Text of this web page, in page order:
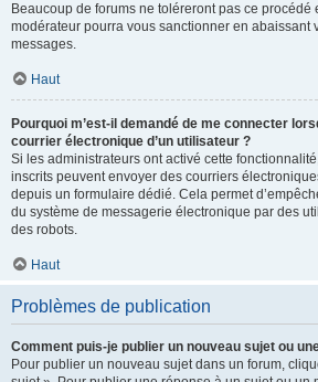
Beaucoup de forums ne toléreront pas ce procédé
modérateur pourra vous sanctionner en abaissant
messages.
Haut
Pourquoi m’est-il demandé de me connecter
courrier électronique d’un utilisateur ?
Si les administrateurs ont activé cette
inscrits peuvent envoyer des courriers
depuis un formulaire dédié. Cela permet
du système de messagerie électronique par des
des robots.
Haut
Problèmes de publication
Comment puis-je publier un nouveau sujet ou
Pour publier un nouveau sujet dans un forum,